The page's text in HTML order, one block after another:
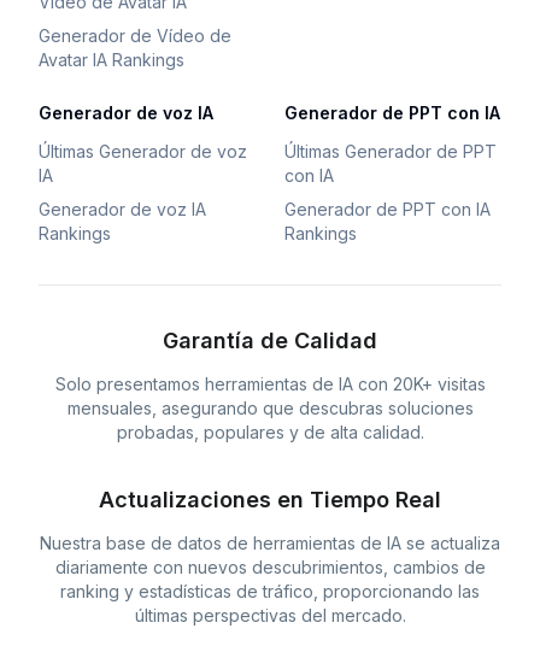
Generador de Vídeo de
Avatar IA Rankings
Generador de voz IA
Últimas Generador de voz
IA
Generador de voz IA
Rankings
Generador de PPT con IA
Últimas Generador de PPT
con IA
Generador de PPT con IA
Rankings
Garantía de Calidad
Solo presentamos herramientas de IA con 20K+ visitas
mensuales, asegurando que descubras soluciones
probadas, populares y de alta calidad.
Actualizaciones en Tiempo Real
Nuestra base de datos de herramientas de IA se actualiza
diariamente con nuevos descubrimientos, cambios de
ranking y estadísticas de tráfico, proporcionando las
últimas perspectivas del mercado.